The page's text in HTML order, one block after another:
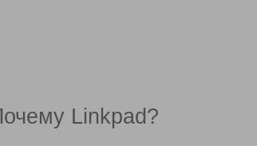
Linkpad?